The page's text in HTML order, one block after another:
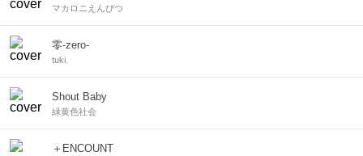
マカロニえんぴつ
零-zero-
tuki.
Shout Baby
緑黄色社会
＋ENCOUNT